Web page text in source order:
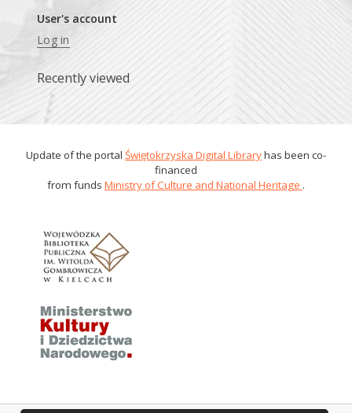
User's account
Log in
Recently viewed
Update of the portal Świętokrzyska Digital Libraryhas been co-
financed
from funds Ministry of Culture and National Heritage .